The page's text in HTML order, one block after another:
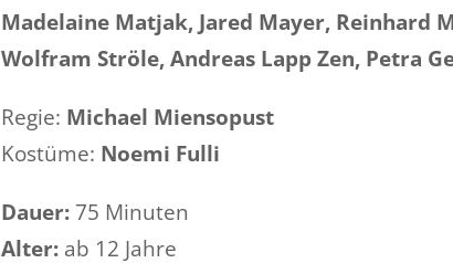
Madelaine Matjak, Jared Mayer, Reinhard
Wolfram Ströle, Andreas Lapp Zen, Petra
Regie: Michael Miensopust
Kostüme: Noemi Fulli
Dauer: 75 Minuten
Alter: ab 12 Jahre